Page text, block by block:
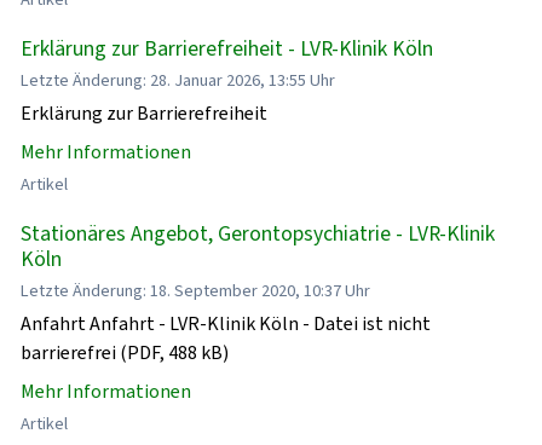
Erklärung zur Barrierefreiheit - LVR-Klinik Köln
Letzte Änderung: 28. Januar 2026, 13:55 Uhr
Erklärung zur Barrierefreiheit
Mehr Informationen
Artikel
Stationäres Angebot, Gerontopsychiatrie - LVR-Klinik
Köln
Letzte Änderung: 18. September 2020, 10:37 Uhr
Anfahrt Anfahrt - LVR-Klinik Köln - Datei ist nicht
barrierefrei (PDF, 488 kB)
Mehr Informationen
Artikel